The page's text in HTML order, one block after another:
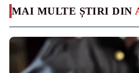
MAI MULTE ȘTIRI DIN